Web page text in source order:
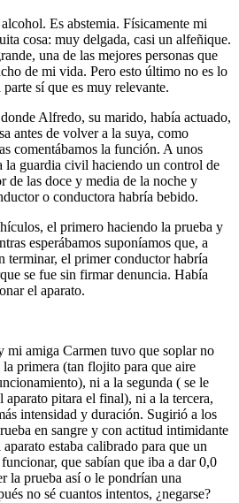
Es abstemia. Físicamente mi
cosa: muy delgada, casi un alfeñique.
una de las mejores personas que
de mi vida. Pero esto último no es lo
sí que es muy relevante.
Alfredo, su marido, había actuado,
antes de volver a la suya, como
comentábamos la función. A unos
la guardia civil haciendo un control de
de las doce y media de la noche y
o conductora habría bebido.
el primero haciendo la prueba y
esperábamos suponíamos que, a
terminar, el primer conductor habría
se fue sin firmar denuncia. Había
el aparato.
mi amiga Carmen tuvo que soplar no
primera (tan flojito para que aire
ni a la segunda ( se le
aparato pitara el final), ni a la tercera,
intensidad y duración. Sugirió a los
en sangre y con actitud intimidante
estaba calibrado para que un
que sabían que iba a dar 0,0
la prueba así o le pondrían una
no sé cuantos intentos, ¿negarse?